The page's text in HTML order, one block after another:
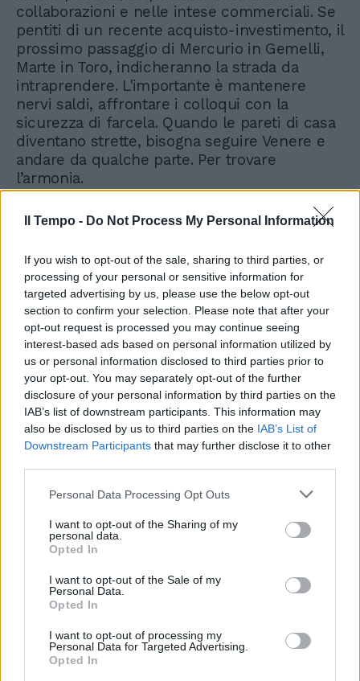
Il Tempo - Do Not Process My Personal Information
If you wish to opt-out of the sale, sharing to third parties, or
processing of your personal or sensitive information for
targeted advertising by us, please use the below opt-out
section to confirm your selection. Please note that after your
opt-out request is processed you may continue seeing
interest-based ads based on personal information utilized by
us or personal information disclosed to third parties prior to
your opt-out. You may separately opt-out of the further
disclosure of your personal information by third parties on the
IAB’s list of downstream participants. This information may
also be disclosed by us to third parties on the IAB’s List of
Downstream Participants that may further disclose it to other
Personal Data Processing Opt Outs
I want to opt-out of the Sharing of my
personal data.
Opted In
I want to opt-out of the Sale of my
Personal Data.
Opted In
I want to opt-out of processing my
Personal Data for Targeted Advertising.
Opted In
collaborazioni e nelle intese commerciali. Se
pentiti di un recente acquisto-investimento, il
prossimo passaggio di Mercurio in Gemelli,
Marte in Toro, indicheranno la strada da
intraprendere. L'importante è mantenere
nervi saldi, affrontare i colloqui con la
sicurezza di farcela. Quando le pareti di casa
diventano strette, bisogna seguire Venere e
andare da qualche parte. Per trovare
l’armonia.
Scorpione
Luna in Ariete è famosa anche per le sue
emicranie, ma nello stesso tempo fa
sbocciare nella vostra testolina nuove idee,
propositi, progetti, fantasie, risveglia il
coraggio di intraprendere e l'orgoglio di
essere Scorpioni. Già stanchi o delusi dalla
primavera? Cosa direte allora quando avrete
Marte negativo, dal giorno 18? Per non dire dei
prossimi due giorni quando cambia la Luna in
Sagittario
Pensieri per una donna. Non solo sotto il
po' in disparte, perché la Luna e i pianeti in
Ariete mettono oggi in evidenza soprattutto la